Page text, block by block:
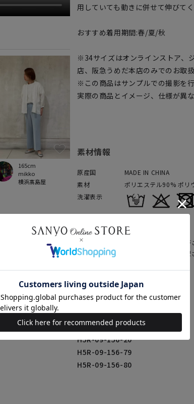
横浜髙島屋
mikko
165cm
用していても動きに併せて伸びて
おすすめ着用期間:春/夏/秋
※34サイズはオンラインストア、
店、阪急うめだ本店のみでのお取扱
※この商品はサンプルでの撮影を行
実際の商品とイメージ、仕様が異
素材情報
原産国
MADE IN CHINA
素材
ポリエステル90% ポリ
洗濯表示
商品情報は、カラーにより異なる場合が
上のカラー画像をクリックすると、選
商品番号（カラー）
H5R-09-156-20
H5R-09-156-79
H5R-09-156-80